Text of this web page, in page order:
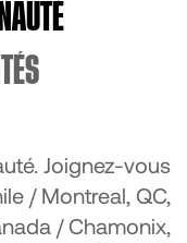
Joignez-vous
/ Montreal, QC,
/ Chamonix,